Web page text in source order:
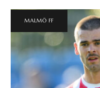
MALMÖ FF